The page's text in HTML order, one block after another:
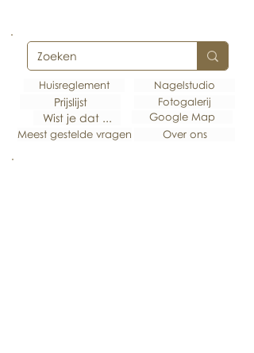
Huisreglement
Prijslijst
Wist je dat ...
Meest gestelde vragen
Nagelstudio
Fotogalerij
Google Map
Over ons